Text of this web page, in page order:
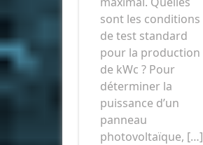
sont les conditions
de test standard
pour la production
de kWc ? Pour
déterminer la
puissance d’un
panneau
photovoltaïque, […]